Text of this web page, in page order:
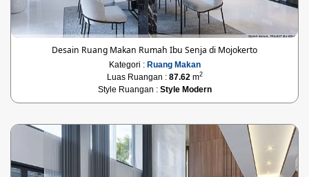
Desain Ruang Makan Rumah Ibu Senja di Mojokerto
Kategori : Ruang Makan
Luas Ruangan : 87.62 m2
Style Ruangan : Style Modern